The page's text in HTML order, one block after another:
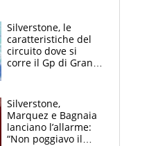
Silverstone, le
caratteristiche del
circuito dove si
corre il Gp di Gran
Silverstone,
Marquez e Bagnaia
lanciano l’allarme:
“Non poggiavo il